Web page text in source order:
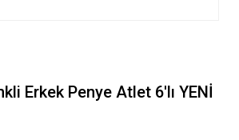
Erkek Penye Atlet 6'lı YENİ